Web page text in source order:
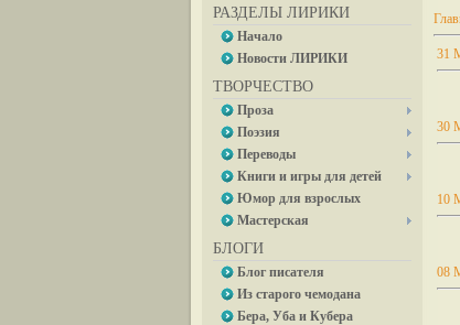
РАЗДЕЛЫ ЛИРИКИ
Начало
Новости ЛИРИКИ
ТВОРЧЕСТВО
Проза
Поэзия
Переводы
Книги и игры для детей
Юмор для взрослых
Мастерская
БЛОГИ
Блог писателя
Из старого чемодана
Бера, Уба и Кубера
31
30
10
08